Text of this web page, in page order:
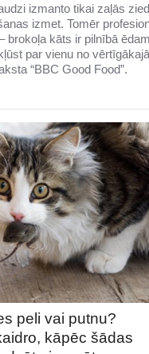
izmanto tikai zaļās
izmet. Tomēr
brokoļa kāts ir pilnībā
par vienu no
“BBC Good Food”.
peli vai putnu?
kāpēc šādas